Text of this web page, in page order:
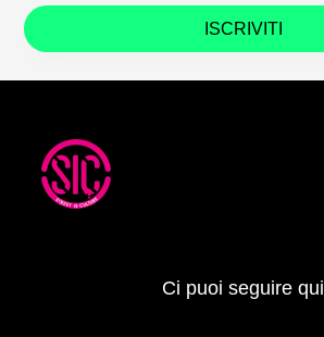
ISCRIVITI
Ci puoi seguire qui